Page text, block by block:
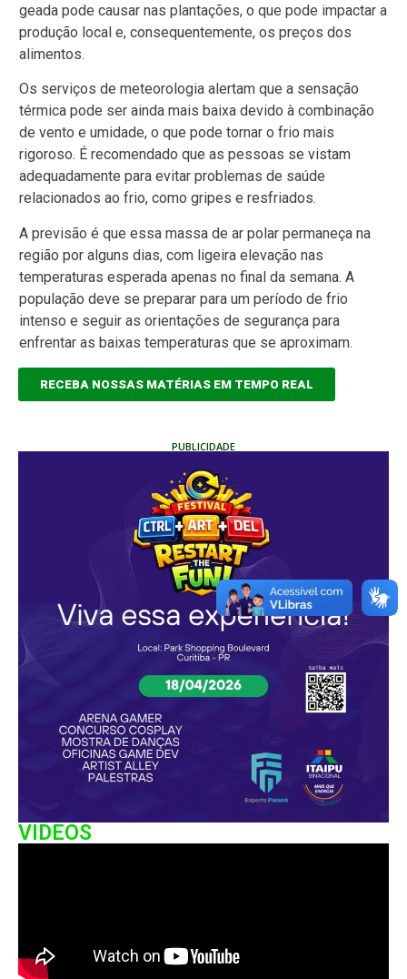
geada pode causar nas plantações, o que pode impactar a
produção local e, consequentemente, os preços dos
alimentos.
Os serviços de meteorologia alertam que a sensação
térmica pode ser ainda mais baixa devido à combinação
de vento e umidade, o que pode tornar o frio mais
rigoroso. É recomendado que as pessoas se vistam
adequadamente para evitar problemas de saúde
relacionados ao frio, como gripes e resfriados.
A previsão é que essa massa de ar polar permaneça na
região por alguns dias, com ligeira elevação nas
temperaturas esperada apenas no final da semana. A
população deve se preparar para um período de frio
intenso e seguir as orientações de segurança para
enfrentar as baixas temperaturas que se aproximam.
RECEBA NOSSAS MATÉRIAS EM TEMPO REAL
PUBLICIDADE
VIDEOS